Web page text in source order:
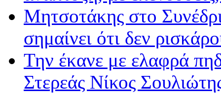
Μητσοτάκης στο
σημαίνει ότι δεν
Την έκανε με ελαφρά
Στερεάς Νίκος